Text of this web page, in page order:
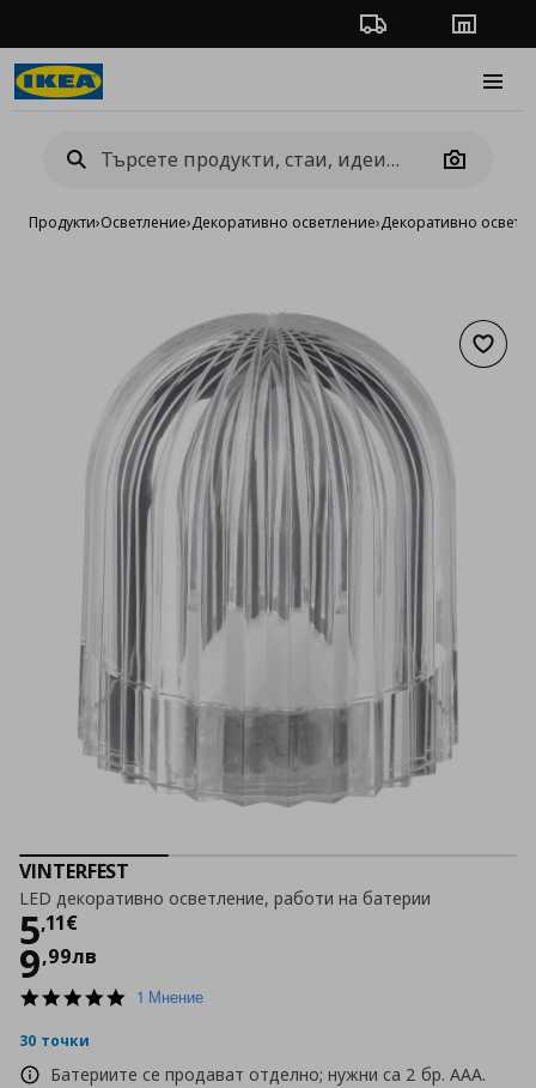
Проследяване на
Camera
Продукти›Осветление›Декоративно осветление›Декоративно
VINTERFEST
LED декоративно осветление, работи на батерии
5,11€
Цена
9,99лв
5.01 Мнение
30 точки
Батериите се продават отделно; нужни са 2 бр. AAA.